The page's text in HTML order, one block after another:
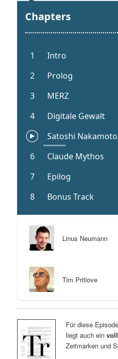
Linus Neumann
Tim Pritlove
Für diese
liegt auch ein
Zeitmarken und